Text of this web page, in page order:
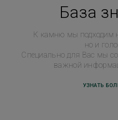
База
К камню мы подходим
но и
Специально для Вас мы
важной
УЗНАТЬ